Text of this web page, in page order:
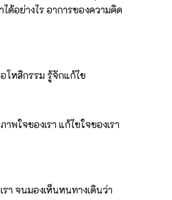
ด้อย่างไร อาการของความคิด
โหสิกรรม รู้จักแก้ไข
พใจของเรา แก้ไขใจของเรา
รา จนมองเห็นหนทางเดินว่า